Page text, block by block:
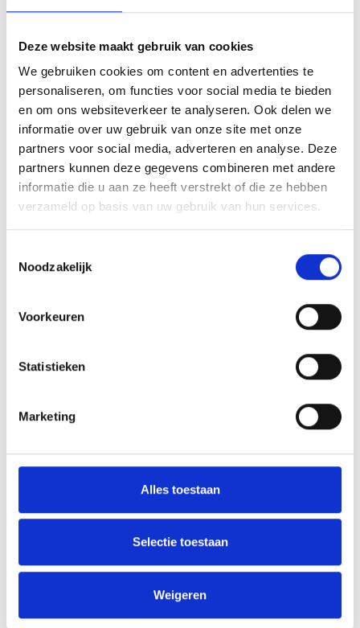
Deze website maakt gebruik van cookies
We gebruiken cookies om content en advertenties te
personaliseren, om functies voor social media te bieden
en om ons websiteverkeer te analyseren. Ook delen we
informatie over uw gebruik van onze site met onze
partners voor social media, adverteren en analyse. Deze
partners kunnen deze gegevens combineren met andere
informatie die u aan ze heeft verstrekt of die ze hebben
verzameld op basis van uw gebruik van hun services.
Noodzakelijk
Voorkeuren
Statistieken
Marketing
Alles toestaan
Selectie toestaan
Weigeren
herwinning van nieuwe, waardevolle grondstoffen.
Daarbij gaan we altijd voor de volle winst.
Voor u, de maatschappij én het milieu.
Wij zijn weg van afval!
Array
Blauw Geel’38 klopt Groene Ster in tweede helft
AANMELDEN LID